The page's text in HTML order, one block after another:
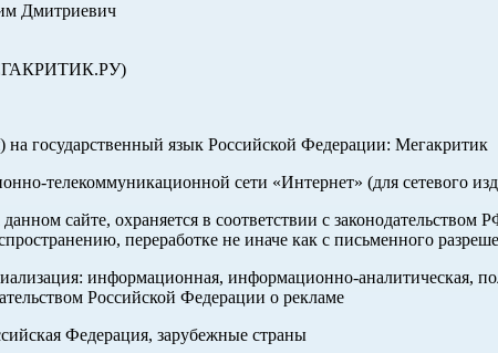
Дмитриевич
на государственный язык Российской Федерации: Мегакритик
телекоммуникационной сети «Интернет» (для сетевого
сайте, охраняется в соответствии с
переработке не иначе как с письменного
информационная, информационно-аналитическая,
Российской Федерации о рекламе
Федерация, зарубежные страны